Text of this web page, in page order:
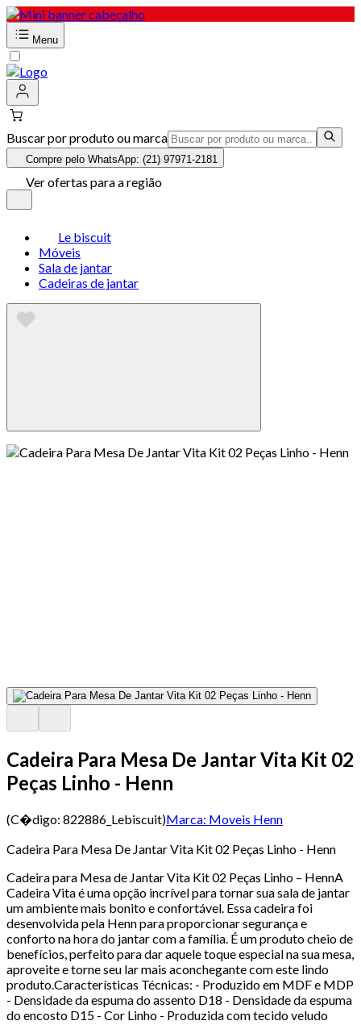
Menu
Buscar por produto ou marca
Compre pelo WhatsApp: (21) 97971-2181
Ver ofertas para a região
Le biscuit
Móveis
Sala de jantar
Cadeiras de jantar
Cadeira Para Mesa De Jantar Vita Kit 02
Peças Linho - Henn
(C�digo: 822886_Lebiscuit)Marca: Moveis Henn
Cadeira Para Mesa De Jantar Vita Kit 02 Peças Linho - Henn
Cadeira para Mesa de Jantar Vita Kit 02 Peças Linho – HennA
Cadeira Vita é uma opção incrível para tornar sua sala de jantar
um ambiente mais bonito e confortável. Essa cadeira foi
desenvolvida pela Henn para proporcionar segurança e
conforto na hora do jantar com a família. É um produto cheio de
benefícios, perfeito para dar aquele toque especial na sua mesa,
aproveite e torne seu lar mais aconchegante com este lindo
produto.Características Técnicas: - Produzido em MDF e MDP
- Densidade da espuma do assento D18 - Densidade da espuma
do encosto D15 - Cor Linho - Produzida com tecido veludo